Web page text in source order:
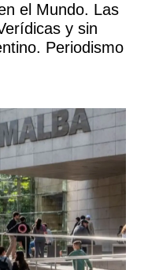
el Mundo. Las
y sin
Periodismo